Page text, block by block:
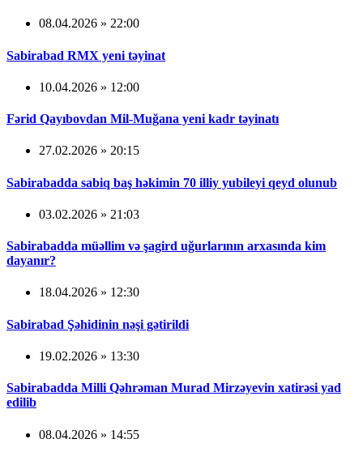
08.04.2026 » 22:00
Sabirabad RMX yeni təyinat
10.04.2026 » 12:00
Fərid Qayıbovdan Mil-Muğana yeni kadr təyinatı
27.02.2026 » 20:15
Sabirabadda sabiq baş həkimin 70 illiy yubileyi qeyd olunub
03.02.2026 » 21:03
Sabirabadda müəllim və şagird uğurlarının arxasında kim
dayanır?
18.04.2026 » 12:30
Sabirabad Şəhidinin nəşi gətirildi
19.02.2026 » 13:30
Sabirabadda Milli Qəhrəman Murad Mirzəyevin xatirəsi yad
edilib
08.04.2026 » 14:55